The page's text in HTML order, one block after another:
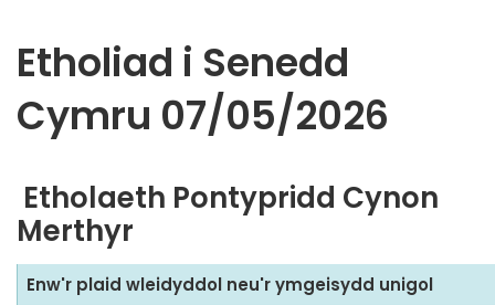
Etholiad i Senedd
Cymru 07/05/2026
Etholaeth Pontypridd Cynon
Merthyr
Enw'r plaid wleidyddol neu'r ymgeisydd unigol